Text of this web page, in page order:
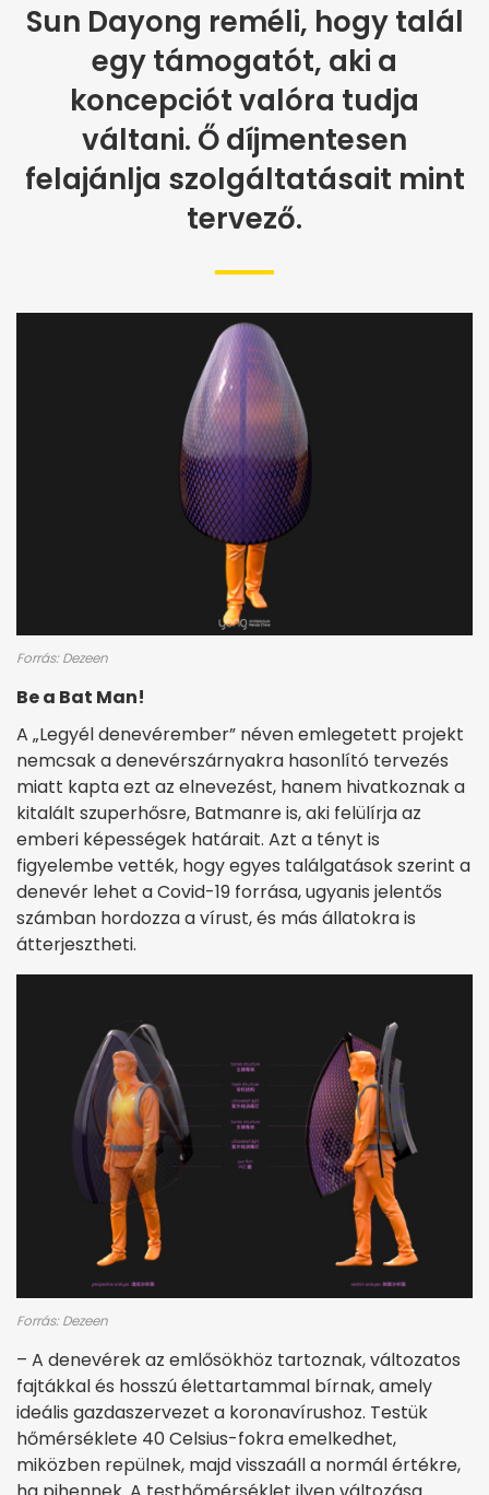
Sun Dayong reméli, hogy talál
egy támogatót, aki a
koncepciót valóra tudja
váltani. Ő díjmentesen
felajánlja szolgáltatásait mint
tervező.
Forrás: Dezeen
Be a Bat Man!
A „Legyél denevérember” néven emlegetett projekt
nemcsak a denevérszárnyakra hasonlító tervezés
miatt kapta ezt az elnevezést, hanem hivatkoznak a
kitalált szuperhősre, Batmanre is, aki felülírja az
emberi képességek határait. Azt a tényt is
figyelembe vették, hogy egyes találgatások szerint a
denevér lehet a Covid-19 forrása, ugyanis jelentős
számban hordozza a vírust, és más állatokra is
átterjesztheti.
Forrás: Dezeen
– A denevérek az emlősökhöz tartoznak, változatos
fajtákkal és hosszú élettartammal bírnak, amely
ideális gazdaszervezet a koronavírushoz. Testük
hőmérséklete 40 Celsius-fokra emelkedhet,
miközben repülnek, majd visszaáll a normál értékre,